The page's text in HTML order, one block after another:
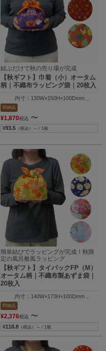
結ぶだけで秋の売り場が完成
【秋ギフト】巾着（小）オータム
柄｜不織布ラッピング袋｜20枚入
内寸：130W×150H×100Dmm
外寸：130W×215H×100Dmm
即納品
¥1,870税込 〜
¥93.5 （税込）～ ⁄ 1枚
簡単結びでラッピングが完成！秋限
定の風呂敷風ラッピング
【秋ギフト】タイパックFP（M）
オータム柄｜不織布製あずま袋｜
20枚入
内寸：140W×173H×100Dmm
外寸：140W×188H×10Dmm
即納品
¥2,376税込 〜
¥118.8 （税込）～ ⁄ 1枚